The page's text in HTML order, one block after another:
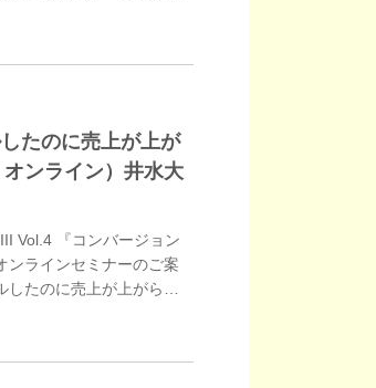
ればいいか分からな
たのに売上が上が
ンライン）井水大
Vol.4 『コンバージョン
ンラインセミナーのご案
たのに売上が上がらな
改善を、事例込みで学